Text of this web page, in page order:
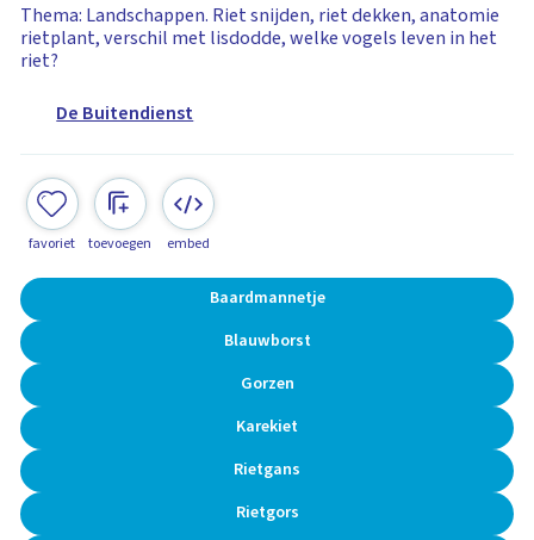
Thema: Landschappen. Riet snijden, riet dekken, anatomie
rietplant, verschil met lisdodde, welke vogels leven in het
riet?
De Buitendienst
favoriet toevoegen embed
Baardmannetje
Blauwborst
Gorzen
Karekiet
Rietgans
Rietgors